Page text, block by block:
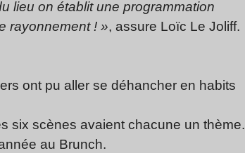
lieu on établit une programmation
rayonnement ! », assure Loïc Le Joliff.
ont pu aller se déhancher en habits
six scènes avaient chacune un thème.
au Brunch.